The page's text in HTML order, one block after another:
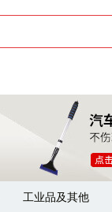
工业品及其他